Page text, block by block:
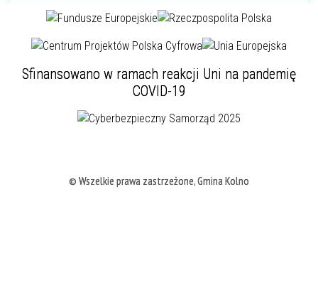
Sfinansowano w ramach reakcji Uni na pandemię
COVID-19
© Wszelkie prawa zastrzeżone, Gmina Kolno